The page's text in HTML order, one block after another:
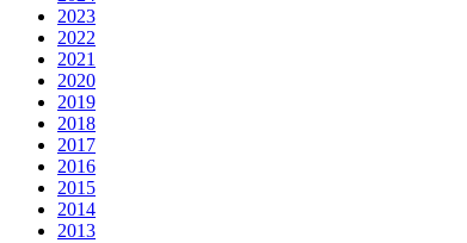
2023
2022
2021
2020
2019
2018
2017
2016
2015
2014
2013